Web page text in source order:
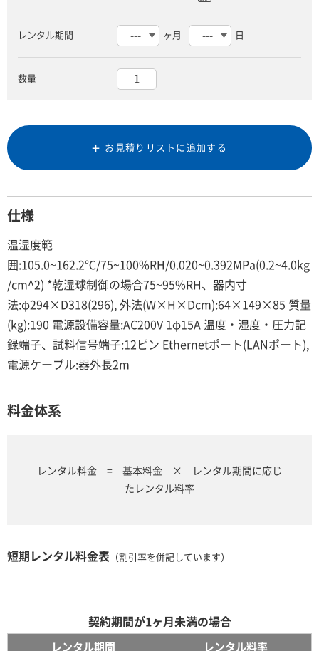
レンタル期間 ヶ月 日
数量
お見積りリストに追加する
仕様
温湿度範
囲:105.0~162.2℃/75~100%RH/0.020~0.392MPa(0.2~4.0kg
/cm^2) *乾湿球制御の場合75~95%RH、器内寸
法:φ294×D318(296), 外法(W×H×Dcm):64×149×85 質量
(kg):190 電源設備容量:AC200V 1φ15A 温度・湿度・圧力記
録端子、試料信号端子:12ピン Ethernetポート(LANポート),
電源ケーブル:器外長2m
料金体系
レンタル料金 = 基本料金 × レンタル期間に応じ
たレンタル料率
短期レンタル料金表 （割引率を併記しています）
契約期間が1ヶ月未満の場合
レンタル期間 レンタル料率